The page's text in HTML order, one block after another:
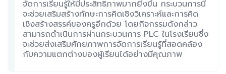
จัดการเรียนรู้ให้มีประสิทธิภาพมากยิ่งขึ้น กระบวนการนี้
จะช่วยเสริมสร้างทักษะการคิดเชิงวิเคราะห์และการคิด
เชิงสร้างสรรค์ของครูอีกด้วย โดยกิจกรรมดังกล่าว
สามารถดำเนินการผ่านกระบวนการ PLC ในโรงเรียนซึ่ง
จะช่วยส่งเสริมศักยภาพการจัดการเรียนรู้ที่สอดคล้อง
กับความแตกต่างของผู้เรียนได้อย่างมีคุณภาพ